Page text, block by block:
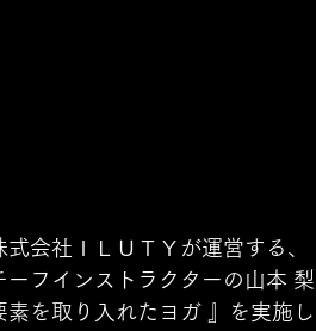
式会社ＩＬＵＴＹが運営する
ーフインストラクターの山本
素を取り入れたヨガ 』を実施